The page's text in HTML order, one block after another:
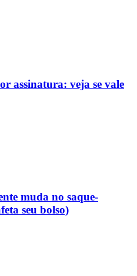
assinatura: veja se vale
muda no saque-
seu bolso)